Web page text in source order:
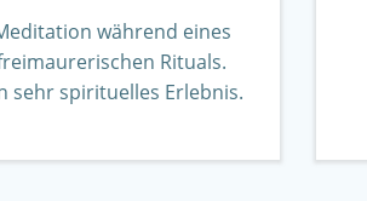
während eines
Rituals.
sehr spirituelles Erlebnis.